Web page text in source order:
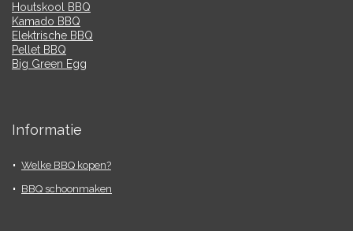
Houtskool BBQ
Kamado BBQ
Elektrische BBQ
Pellet BBQ
Big Green Egg
Informatie
Welke BBQ kopen?
BBQ schoonmaken